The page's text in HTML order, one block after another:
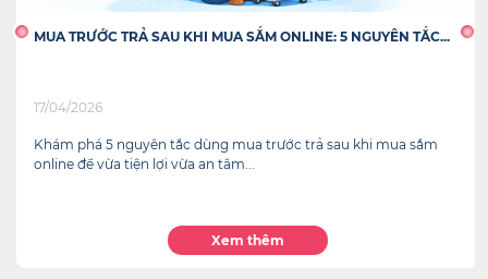
MUA TRƯỚC TRẢ SAU TĂNG TỐC CUỐI NĂM: GIẢI PHÁP TÀI...
01/12/2025
Một xu hướng tài chính đang tăng tốc ngành bán lẻ toàn cầu
chính là Mua trước - Trả sau.
Xem thêm